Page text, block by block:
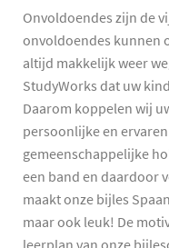
Onvoldoendes zijn de
onvoldoendes kunnen
altijd makkelijk weer
StudyWorks dat uw
Daarom koppelen wij
persoonlijke en
gemeenschappelijke
een band en daardoor
maakt onze bijles
maar ook leuk! De